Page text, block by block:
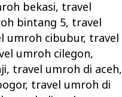
bekasi, travel
bintang 5, travel
umroh cibubur, travel
umroh cilegon,
, travel umroh di aceh,
, travel umroh di